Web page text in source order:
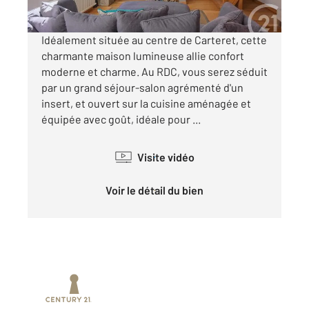
Idéalement située au centre de Carteret, cette
charmante maison lumineuse allie confort
moderne et charme. Au RDC, vous serez séduit
par un grand séjour-salon agrémenté d'un
insert, et ouvert sur la cuisine aménagée et
équipée avec goût, idéale pour ...
Visite vidéo
Voir le détail du bien